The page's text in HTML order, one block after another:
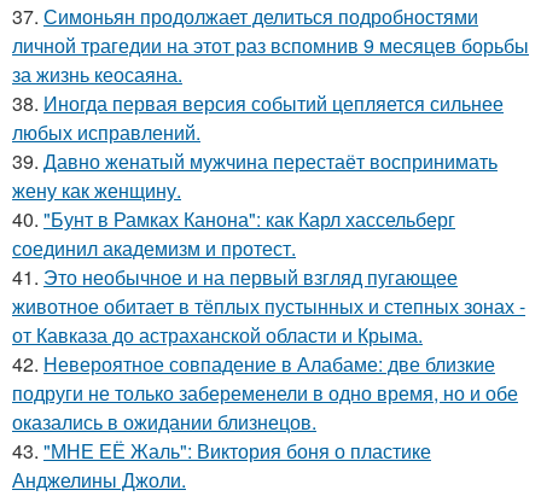
37. Симоньян продолжает делиться подробностями
личной трагедии на этот раз вспомнив 9 месяцев борьбы
за жизнь кеосаяна.
38. Иногда первая версия событий цепляется сильнее
любых исправлений.
39. Давно женатый мужчина перестаёт воспринимать
жену как женщину.
40. "Бунт в Рамках Канона": как Карл хассельберг
соединил академизм и протест.
41. Это необычное и на первый взгляд пугающее
животное обитает в тёплых пустынных и степных зонах -
от Кавказа до астраханской области и Крыма.
42. Невероятное совпадение в Алабаме: две близкие
подруги не только забеременели в одно время, но и обе
оказались в ожидании близнецов.
43. "МНЕ ЕЁ Жаль": Виктория боня о пластике
Анджелины Джоли.